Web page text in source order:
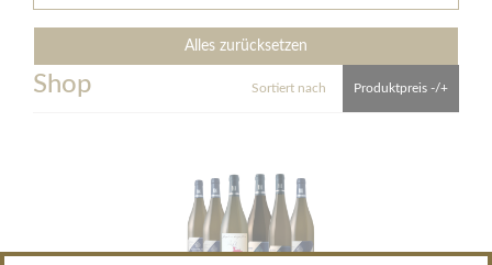
Alles zurücksetzen
Shop Sortiert nach Produktpreis -/+